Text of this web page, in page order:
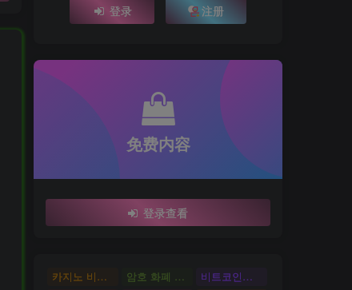
登录 注册
免费内容
登录查看
카지노 비트코인 암호 화폐 카지노
비트코인카지노